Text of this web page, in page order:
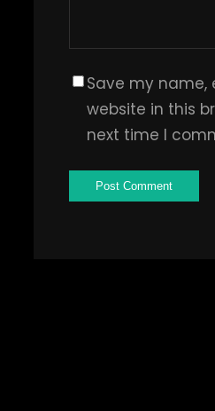
Save my name,
website in this
next time I